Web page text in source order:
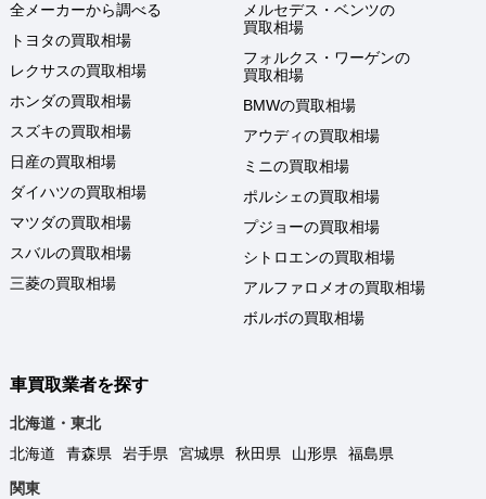
全メーカーから調べる
トヨタの買取相場
レクサスの買取相場
ホンダの買取相場
スズキの買取相場
日産の買取相場
ダイハツの買取相場
マツダの買取相場
スバルの買取相場
三菱の買取相場
メルセデス・ベンツの
買取相場
フォルクス・ワーゲンの
買取相場
BMWの買取相場
アウディの買取相場
ミニの買取相場
ポルシェの買取相場
プジョーの買取相場
シトロエンの買取相場
アルファロメオの買取相場
ボルボの買取相場
車買取業者を探す
北海道・東北
北海道
青森県 岩手県 宮城県 秋田県 山形県
福島県
関東